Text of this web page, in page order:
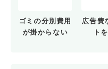
ゴミの分別費用
が掛からない
広告費
ト